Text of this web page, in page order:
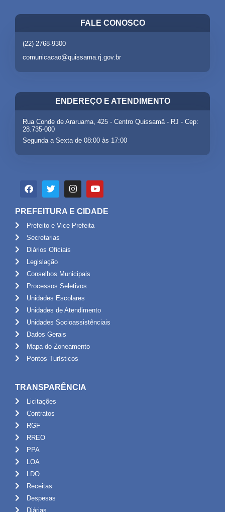
FALE CONOSCO
(22) 2768-9300
comunicacao@quissama.rj.gov.br
ENDEREÇO E ATENDIMENTO
Rua Conde de Araruama, 425 - Centro Quissamã - RJ - Cep:
28.735-000
Segunda a Sexta de 08:00 às 17:00
PREFEITURA E CIDADE
Prefeito e Vice Prefeita
Secretarias
Diários Oficiais
Legislação
Conselhos Municipais
Processos Seletivos
Unidades Escolares
Unidades de Atendimento
Unidades Socioassistênciais
Dados Gerais
Mapa do Zoneamento
Pontos Turísticos
TRANSPARÊNCIA
Licitações
Contratos
RGF
RREO
PPA
LOA
LDO
Receitas
Despesas
Diárias